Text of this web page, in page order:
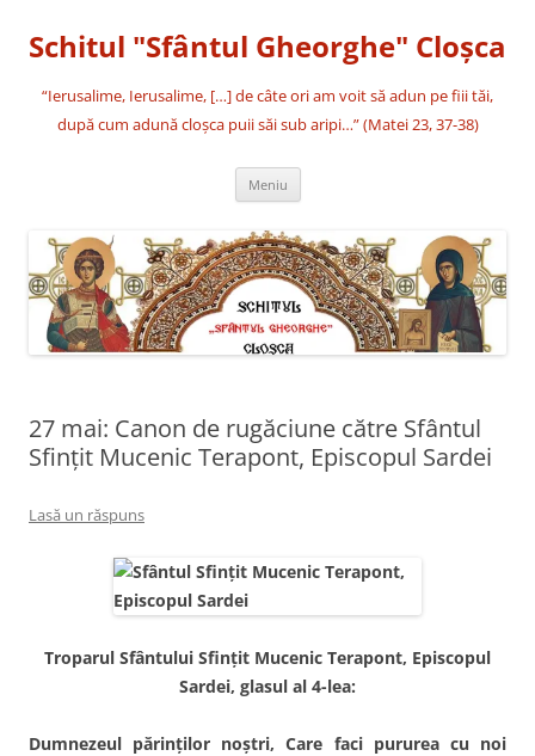
conținut
Schitul "Sfântul Gheorghe" Cloşca
“Ierusalime, Ierusalime, […] de câte ori am voit să adun pe fiii tăi,
după cum adună cloşca puii săi sub aripi…” (Matei 23, 37-38)
Meniu
27 mai: Canon de rugăciune către Sfântul
Sfinţit Mucenic Terapont, Episcopul Sardei
Lasă un răspuns
Troparul Sfântului Sfinţit Mucenic Terapont, Episcopul
Sardei, glasul al 4-lea:
Dumnezeul părinţilor noştri, Care faci pururea cu noi